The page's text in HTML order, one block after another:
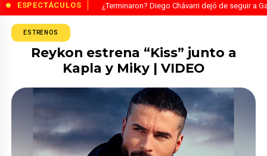
ESPECTÁCULOS ¿Terminaron? Diego Chávarri dejó de seguir a
ESTRENOS
Reykon estrena “Kiss” junto a
Kapla y Miky | VIDEO